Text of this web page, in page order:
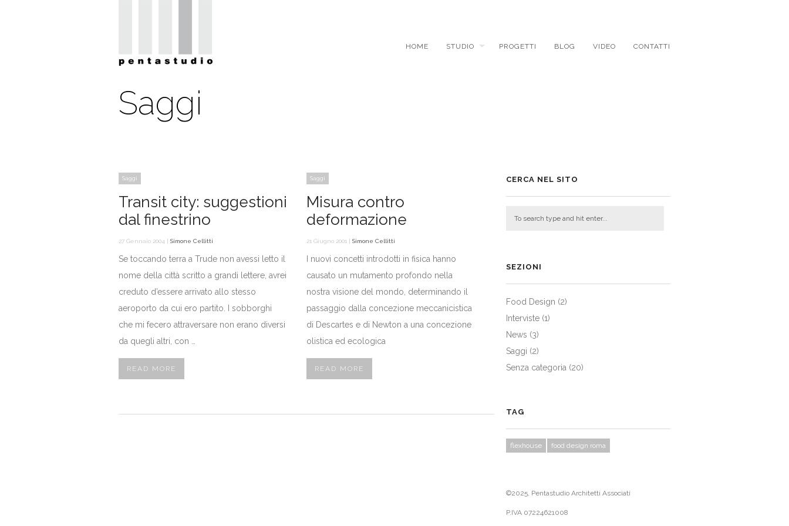
HOME STUDIO PROGETTI BLOG VIDEO CONTATTI
Saggi
Saggi
Transit city: suggestioni
dal finestrino
27 Gennaio 2004 | Simone Cellitti
Se toccando terra a Trude non avessi letto il
nome della città scritto a grandi lettere, avrei
creduto d’essere arrivato allo stesso
aeroporto da cui ero partito. I sobborghi
che mi fecero attraversare non erano diversi
da quegli altri, con …
READ MORE
Saggi
Misura contro
deformazione
21 Giugno 2001 | Simone Cellitti
I nuovi concetti introdotti in fisica hanno
causato un mutamento profondo nella
nostra visione del mondo, determinando il
passaggio dalla concezione meccanicistica
di Descartes e di Newton a una concezione
olistica ed ecologica
READ MORE
CERCA NEL SITO
SEZIONI
Food Design (2)
Interviste (1)
News (3)
Saggi (2)
Senza categoria (20)
TAG
flexhouse food design roma
©2025, Pentastudio Architetti Associati
P.IVA 07224621008